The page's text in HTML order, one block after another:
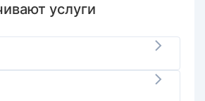
услуги